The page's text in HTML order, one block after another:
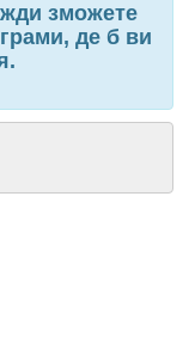
зможете
де б ви